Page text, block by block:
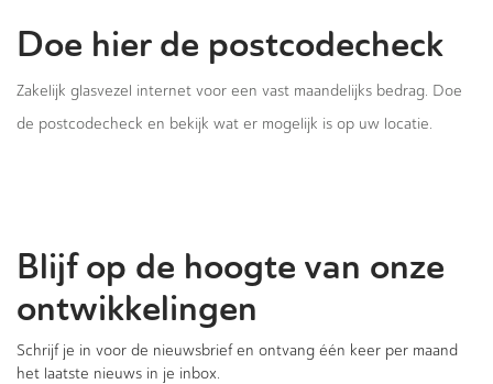
Doe hier de postcodecheck
Zakelijk glasvezel internet voor een vast maandelijks bedrag. Doe
de postcodecheck en bekijk wat er mogelijk is op uw locatie.
Blijf op de hoogte van onze
ontwikkelingen
Schrijf je in voor de nieuwsbrief en ontvang één keer per maand
het laatste nieuws in je inbox.